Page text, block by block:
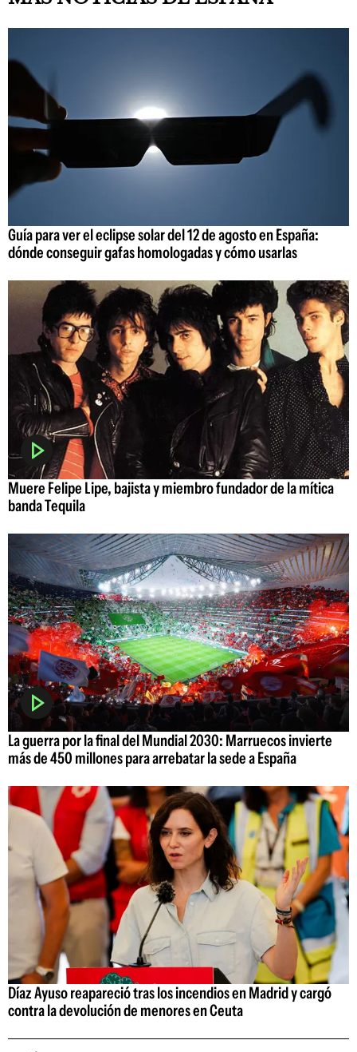
Guía para ver el eclipse solar del 12 de agosto en España:
dónde conseguir gafas homologadas y cómo usarlas
Muere Felipe Lipe, bajista y miembro fundador de la mítica
banda Tequila
La guerra por la final del Mundial 2030: Marruecos invierte
más de 450 millones para arrebatar la sede a España
Díaz Ayuso reapareció tras los incendios en Madrid y cargó
contra la devolución de menores en Ceuta